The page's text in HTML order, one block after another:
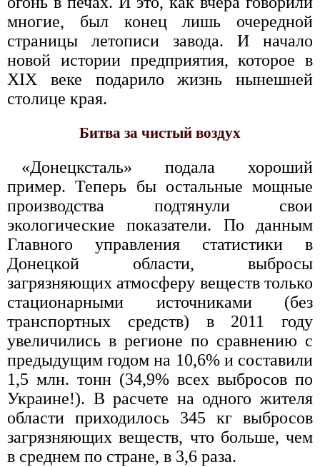
многие, был конец лишь очередной
страницы летописи завода. И начало
новой истории предприятия, которое в
ХIХ веке подарило жизнь нынешней
столице края.
Битва за чистый воздух
«Донецксталь» подала хороший
пример. Теперь бы остальные мощные
производства подтянули свои
экологические показатели. По данным
Главного управления статистики в
Донецкой области, выбросы
загрязняющих атмосферу веществ только
стационарными источниками (без
транспортных средств) в 2011 году
увеличились в регионе по сравнению с
предыдущим годом на 10,6% и составили
1,5 млн. тонн (34,9% всех выбросов по
Украине!). В расчете на одного жителя
области приходилось 345 кг выбросов
загрязняющих веществ, что больше, чем
в среднем по стране, в 3,6 раза.